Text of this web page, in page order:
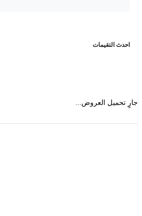
التقيمات
تحميل العروض...